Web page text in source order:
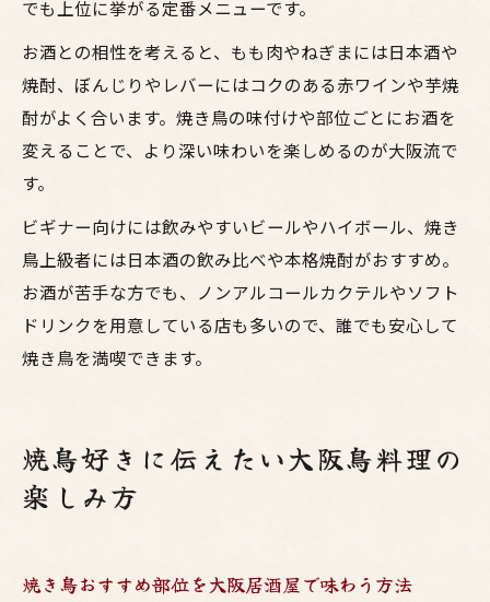
でも上位に挙がる定番メニューです。
お酒との相性を考えると、もも肉やねぎまには日本酒や
焼酎、ぼんじりやレバーにはコクのある赤ワインや芋焼
酎がよく合います。焼き鳥の味付けや部位ごとにお酒を
変えることで、より深い味わいを楽しめるのが大阪流で
す。
ビギナー向けには飲みやすいビールやハイボール、焼き
鳥上級者には日本酒の飲み比べや本格焼酎がおすすめ。
お酒が苦手な方でも、ノンアルコールカクテルやソフト
ドリンクを用意している店も多いので、誰でも安心して
焼き鳥を満喫できます。
焼鳥好きに伝えたい大阪鳥料理の
楽しみ方
焼き鳥おすすめ部位を大阪居酒屋で味わう方法